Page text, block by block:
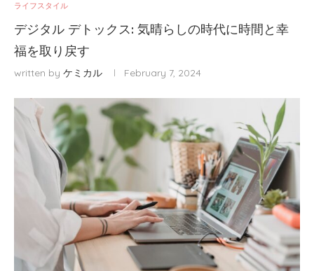
ライフスタイル
デジタル デトックス: 気晴らしの時代に時間と幸
福を取り戻す
written by ケミカル February 7, 2024